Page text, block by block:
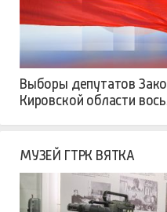
Выборы депутатов
Кировской области
МУЗЕЙ ГТРК ВЯТКА